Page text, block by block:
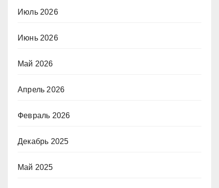
Июль 2026
Июнь 2026
Май 2026
Апрель 2026
Февраль 2026
Декабрь 2025
Май 2025